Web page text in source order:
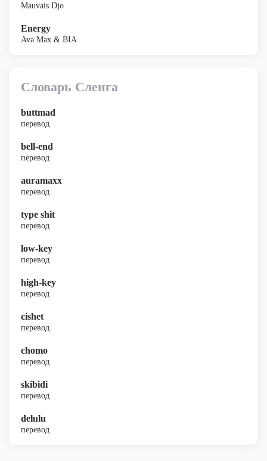
Mauvais Djo
Energy
Ava Max & BIA
Словарь Сленга
buttmad
перевод
bell-end
перевод
auramaxx
перевод
type shit
перевод
low-key
перевод
high-key
перевод
cishet
перевод
chomo
перевод
skibidi
перевод
delulu
перевод